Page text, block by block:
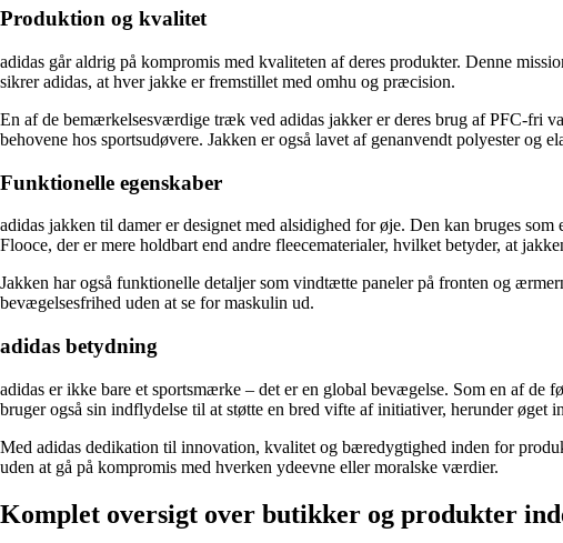
Produktion og kvalitet
adidas går aldrig på kompromis med kvaliteten af deres produkter. Denne
sikrer adidas, at hver jakke er fremstillet med omhu og præcision.
En af de bemærkelsesværdige træk ved adidas jakker er deres brug af PFC-fri
behovene hos sportsudøvere. Jakken er også lavet af genanvendt polyester
Funktionelle egenskaber
adidas jakken til damer er designet med alsidighed for øje. Den kan bruges
Flooce, der er mere holdbart end andre fleecematerialer, hvilket betyder, at
Jakken har også funktionelle detaljer som vindtætte paneler på fronten og
bevægelsesfrihed uden at se for maskulin ud.
adidas betydning
adidas er ikke bare et sportsmærke – det er en global bevægelse. Som en af
bruger også sin indflydelse til at støtte en bred vifte af initiativer, herunder øget
Med adidas dedikation til innovation, kvalitet og bæredygtighed inden for
uden at gå på kompromis med hverken ydeevne eller moralske værdier.
Komplet oversigt over butikker og produkter